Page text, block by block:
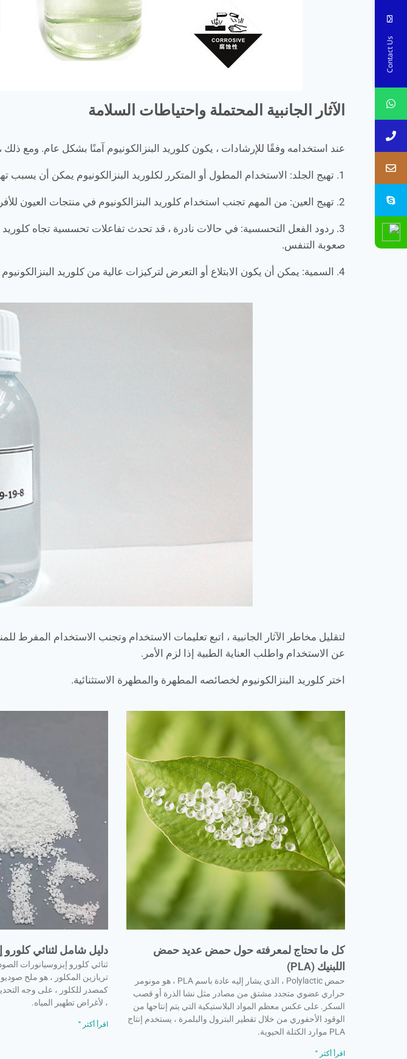
الآثار الجانبية المحتملة واحتياطات السلامة
عند استخدامه وفقًا للإرشادات ، يكون كلوريد البنزالكونيوم آمنًا بشكل عام. ومع ذلك
1. تهيج الجلد: الاستخدام المطول أو المتكرر لكلوريد البنزالكونيوم يمكن أن يسبب تهيج الجلد ، والذي يتميز بالاحمرار والحكة والجفاف.
2. تهيج العين: من المهم تجنب استخدام كلوريد البنزالكونيوم في منتجات العيون للأفراد ذوي العيون الحساسة ، حيث قد يسبب تهيج العين.
3. ردود الفعل التحسسية: في حالات نادرة ، قد تحدث تفاعلات تحسسية تجاه
صعوبة التنفس.
4. السمية: يمكن أن يكون الابتلاع أو التعرض لتركيزات عالية من كلوريد البنزالكونيوم سامًا وقد يؤدي إلى أعراض مثل الغثيان والقيء والصداع.
لتقليل مخاطر الآثار الجانبية ، اتبع تعليمات الاستخدام وتجنب الاستخدام
عن الاستخدام واطلب العناية الطبية إذا لزم الأمر.
اختر كلوريد البنزالكونيوم لخصائصه المطهرة والمطهرة الاستثنائية.
كل ما تحتاج لمعرفته حول حمض عديد حمض
اللبنيك (PLA)
حمض Polylactic ، الذي يشار إليه عادة باسم PLA ، هو مونومر
حراري عضوي متجدد مشتق من مصادر مثل نشا الذرة أو قصب
السكر. على عكس معظم المواد البلاستيكية التي يتم إنتاجها من
الوقود الأحفوري من خلال تقطير البترول والبلمرة ، يستخدم إنتاج
PLA موارد الكتلة الحيوية.
اقرأ أكثر "
دليل شامل لثنائي كلورو
ثنائي كلورو إيزوسيانورات
تريازين المكلور ، هو ملح
كمصدر للكلور ، على وجه
، لأغراض تطهير المياه.
اقرأ أكثر "
Contact Us